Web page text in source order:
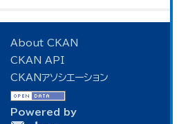
About CKAN
CKAN API
CKANアソシエーション
Powered by